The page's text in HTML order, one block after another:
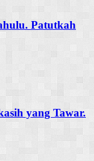
Patutkah
yang Tawar.